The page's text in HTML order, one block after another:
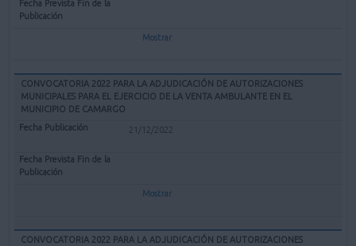
Mostrar
CONVOCATORIA 2022 PARA LA ADJUDICACIÓN DE AUTORIZACIONES
MUNICIPALES PARA EL EJERCICIO DE LA VENTA AMBULANTE EN EL
MUNICIPIO DE CAMARGO
21/12/2022
Mostrar
CONVOCATORIA 2022 PARA LA ADJUDICACIÓN DE AUTORIZACIONES